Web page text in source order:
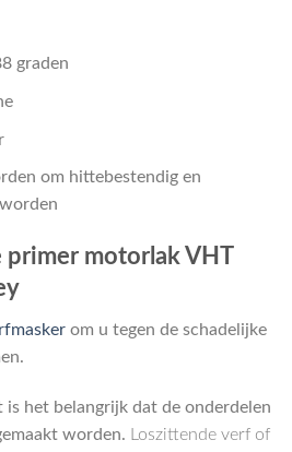
graden
om hittebestendig en
primer motorlak VHT
om u tegen de schadelijke
het belangrijk dat de onderdelen
worden.
Loszittende verf of